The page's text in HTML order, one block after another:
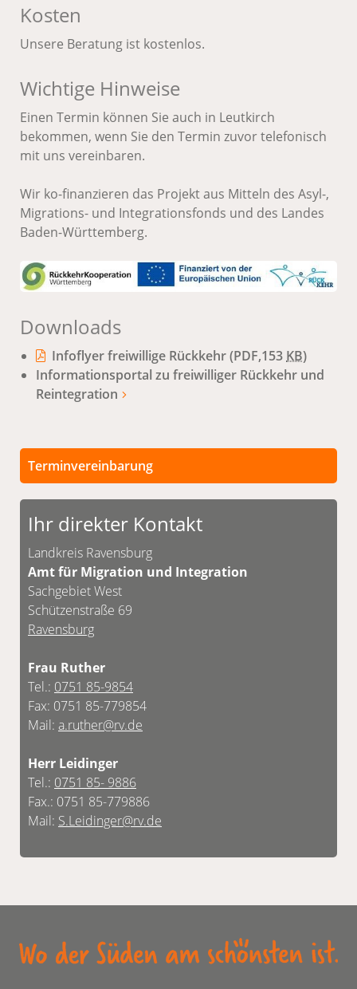
Kosten
Unsere Beratung ist kostenlos.
Wichtige Hinweise
Einen Termin können Sie auch in Leutkirch
bekommen, wenn Sie den Termin zuvor telefonisch
mit uns vereinbaren.
Wir ko-finanzieren das Projekt aus Mitteln des Asyl-,
Migrations- und Integrationsfonds und des Landes
Baden-Württemberg.
Downloads
Infoflyer freiwillige Rückkehr(PDF,153KB)
Informationsportal zu freiwilliger Rückkehr und
Reintegration
Terminvereinbarung
Ihr direkter Kontakt
Landkreis Ravensburg
Amt für Migration und Integration
Sachgebiet West
Schützenstraße 69
Ravensburg
Frau Ruther
Tel.: 0751 85-9854
Fax: 0751 85-779854
Mail: a.ruther@rv.de
Herr Leidinger
Tel.: 0751 85- 9886
Fax.: 0751 85-779886
Mail: S.Leidinger@rv.de